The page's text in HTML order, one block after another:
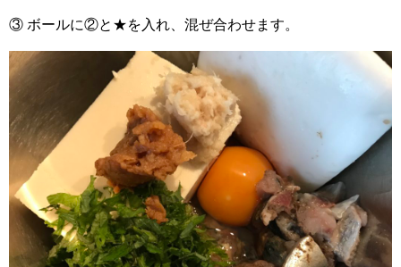
③ ボールに②と★を入れ、混ぜ合わせます。